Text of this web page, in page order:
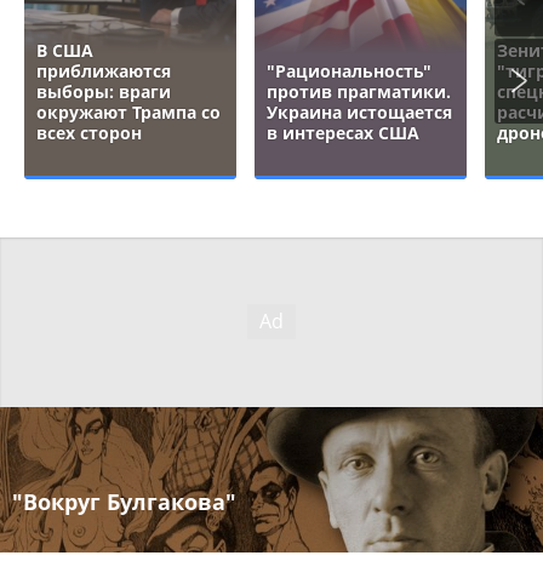
В США
приближаются
выборы: враги
окружают Трампа со
всех сторон
"Рациональность"
против прагматики.
Украина истощается
в интересах США
"Вокруг Булгакова"